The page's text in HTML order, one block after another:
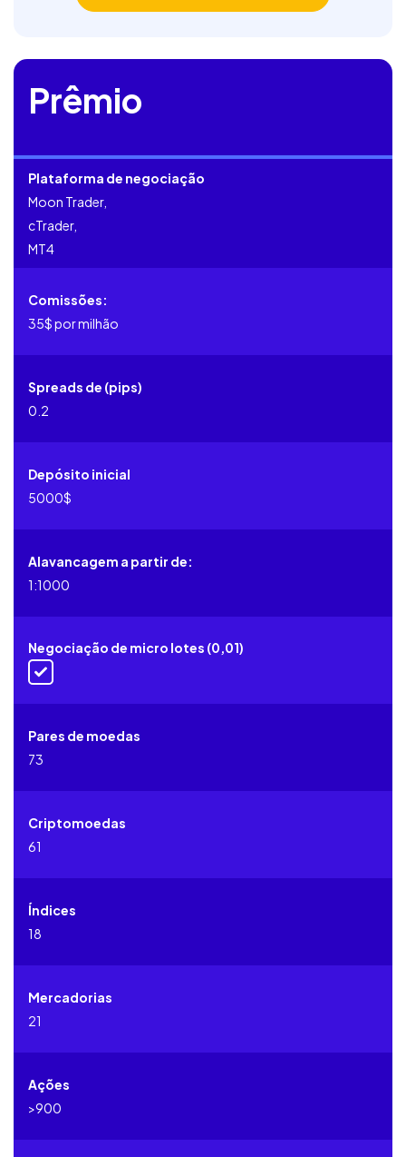
Prêmio
Plataforma de negociação
Moon Trader,
cTrader,
MT4
Comissões:
35$ por milhão
Spreads de (pips)
0.2
Depósito inicial
5000$
Alavancagem a partir de:
1:1000
Negociação de micro lotes (0,01)
Pares de moedas
73
Criptomoedas
61
Índices
18
Mercadorias
21
Ações
>900